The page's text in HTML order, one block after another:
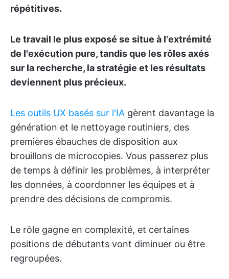
répétitives.
Le travail le plus exposé se situe à l'extrémité
de l'exécution pure, tandis que les rôles axés
sur la recherche, la stratégie et les résultats
deviennent plus précieux.
Les outils UX basés sur l'IA gèrent davantage la
génération et le nettoyage routiniers, des
premières ébauches de disposition aux
brouillons de microcopies. Vous passerez plus
de temps à définir les problèmes, à interpréter
les données, à coordonner les équipes et à
prendre des décisions de compromis.
Le rôle gagne en complexité, et certaines
positions de débutants vont diminuer ou être
regroupées.